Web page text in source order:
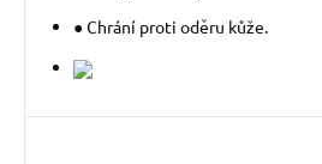
● Chrání proti oděru kůže.